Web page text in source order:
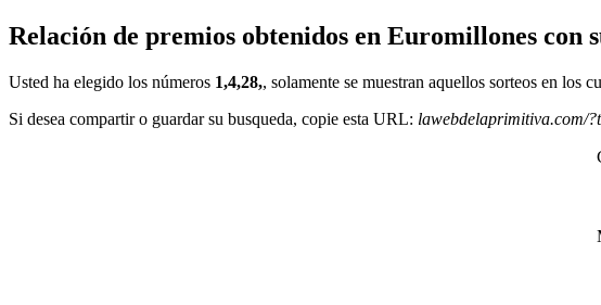
Relación de premios obtenidos en Euromillones con
Usted ha elegido los números 1,4,28,, solamente se muestran aquellos sorteos en los
Si desea compartir o guardar su busqueda, copie esta URL: lawebdelaprimitiva.com/